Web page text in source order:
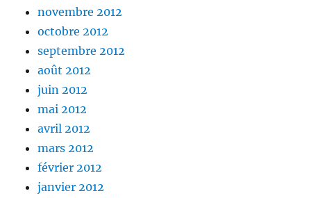
novembre 2012
octobre 2012
septembre 2012
août 2012
juin 2012
mai 2012
avril 2012
mars 2012
février 2012
janvier 2012